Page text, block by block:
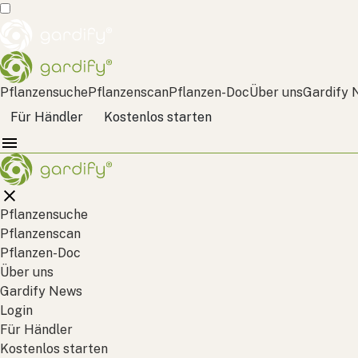
PflanzensuchePflanzenscanPflanzen-DocÜber unsGardify
Für Händler
Kostenlos starten
Pflanzensuche
Pflanzenscan
Pflanzen-Doc
Über uns
Gardify News
Login
Für Händler
Kostenlos starten